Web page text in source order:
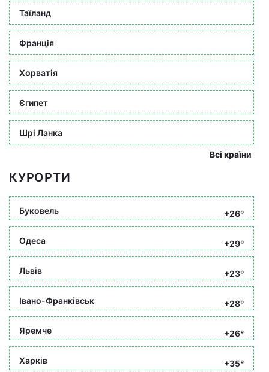
Таїланд
Франція
Хорватія
Єгипет
Шрі Ланка
Всі країни
КУРОРТИ
Буковель +26°
Одеса +29°
Львів +23°
Івано-Франківськ +28°
Яремче +26°
Харків
+35°